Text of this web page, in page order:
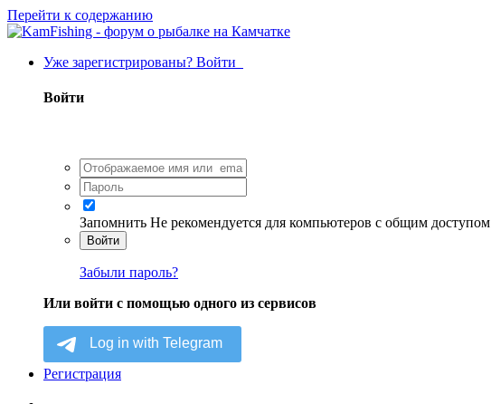
Перейти к содержанию
Уже зарегистрированы? Войти
Войти
Запомнить Не рекомендуется для компьютеров с общим доступом
Войти
Забыли пароль?
Или войти с помощью одного из сервисов
Регистрация